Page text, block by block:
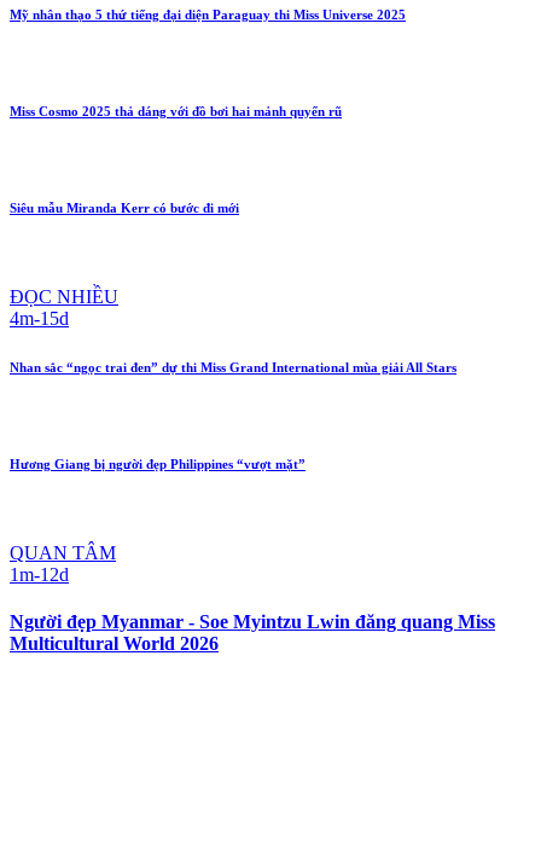
Mỹ nhân thạo 5 thứ tiếng đại diện Paraguay thi Miss Universe 2025
Miss Cosmo 2025 thả dáng với đồ bơi hai mảnh quyến rũ
Siêu mẫu Miranda Kerr có bước đi mới
ĐỌC NHIỀU
4m-15d
Nhan sắc “ngọc trai đen” dự thi Miss Grand International mùa giải All Stars
Hương Giang bị người đẹp Philippines “vượt mặt”
QUAN TÂM
1m-12d
Người đẹp Myanmar - Soe Myintzu Lwin đăng quang Miss
Multicultural World 2026